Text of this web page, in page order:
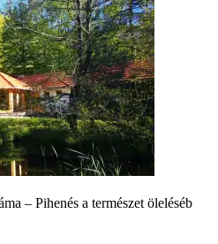
– Pihenés a természet öleléséb